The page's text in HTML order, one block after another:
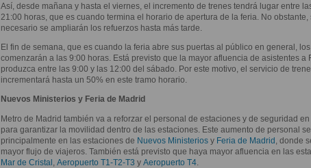
Así, desde mañana y hasta el viernes, el incremento de trenes tendrá lugar entre
21:00 horas, que es cuando termina el horario de apertura de la feria. No obstante,
necesario se ampliarán los refuerzos hasta más tarde.
El fin de semana, que es cuando la feria abre sus puertas al público en general,
comenzarán a las 9:00 horas. Está previsto que la mayor afluencia de asistentes a
produzca entre las 9:00 y las 12:00 del sábado. Por este motivo, el servicio de
incrementará hasta un 50% en este tramo horario.
Nuevos Ministerios y Feria de Madrid
Metro de Madrid también va a reforzar el personal de estaciones y de seguridad en
para garantizar la movilidad dentro de las estaciones. Este aumento de personal
principalmente en las estaciones de Nuevos Ministeriosy Feria de Madrid , donde
mayor flujo de viajeros. También está previsto que haya mayor afluencia en las
Mar de Cristal Aeropuerto T1-T2-T3 y Aeropuerto T4.